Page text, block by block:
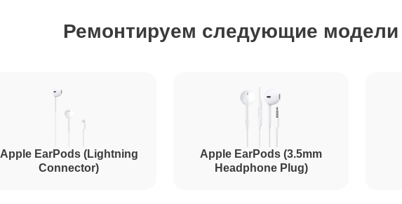
от 80 минут
от 120 минут
от 90 минут
Ремонтируем следующие модели
Apple EarPods (Lightning
Connector)
Apple EarPods (3.5mm
Headphone Plug)